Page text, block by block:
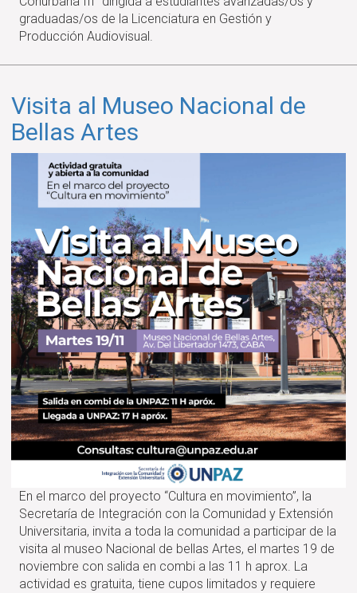
del
proyecto
Potencia
Conurbana
graduadas/os de la Licenciatura en Gestión y
Producción Audiovisual.
Visita al Museo Nacional de
Bellas Artes
En el marco del proyecto “Cultura en movimiento”, la
Secretaría de Integración con la Comunidad y Extensión
Universitaria, invita a toda la comunidad a participar de la
visita al museo Nacional de bellas Artes, el martes 19 de
noviembre con salida en combi a las 11 h aprox. La
actividad es gratuita, tiene cupos limitados y requiere